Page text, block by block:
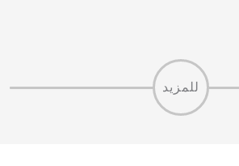
للمزيد